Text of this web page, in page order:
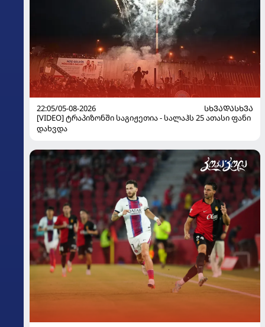
22:05/05-08-2026
ᲡᲮᲕᲐᲓᲐᲡᲮᲕᲐ
[VIDEO] ტრაპიზონში საგიჟეთია - სალაჰს 25 ათასი ფანი
დახვდა